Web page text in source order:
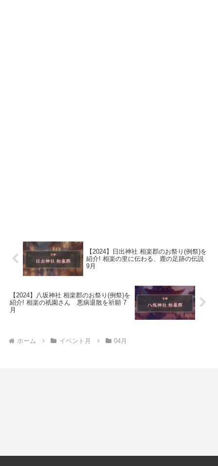
【2024】日出神社 相楽郡のお祭り(例祭)を
紹介! 相楽の里に伝わる、鹿の足跡の伝説
9月
【2024】八坂神社 相楽郡のお祭り(例祭)を
紹介! 相楽の祇園さん 悪病退散を祈願 7
月
ホーム イベント月 04月